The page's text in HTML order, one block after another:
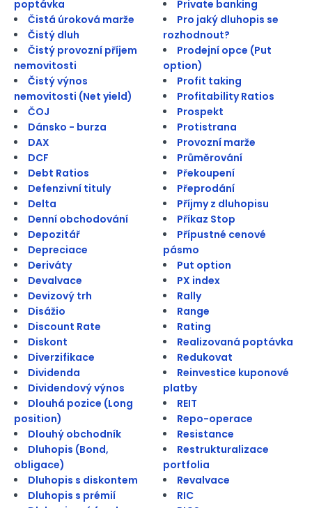
poptávka
Čistá úroková marže
Čistý dluh
Čistý provozní příjem
nemovitosti
Čistý výnos
nemovitosti (Net yield)
ČOJ
Dánsko - burza
DAX
DCF
Debt Ratios
Defenzivní tituly
Delta
Denní obchodování
Depozitář
Depreciace
Deriváty
Devalvace
Devizový trh
Disážio
Discount Rate
Diskont
Diverzifikace
Dividenda
Dividendový výnos
Dlouhá pozice (Long
position)
Dlouhý obchodník
Dluhopis (Bond,
obligace)
Dluhopis s diskontem
Dluhopis s prémií
Private banking
Pro jaký dluhopis se
rozhodnout?
Prodejní opce (Put
option)
Profit taking
Profitability Ratios
Prospekt
Protistrana
Provozní marže
Průměrování
Překoupení
Přeprodání
Příjmy z dluhopisu
Příkaz Stop
Přípustné cenové
pásmo
Put option
PX index
Rally
Range
Rating
Realizovaná poptávka
Redukovat
Reinvestice kuponové
platby
REIT
Repo-operace
Resistance
Restrukturalizace
portfolia
Revalvace
RIC